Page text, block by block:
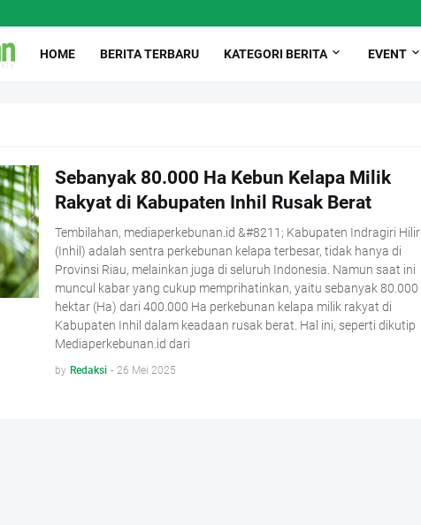
HOME BERITA TERBARU KATEGORI BERITA EVENT
Sebanyak 80.000 Ha Kebun Kelapa Milik
Rakyat di Kabupaten Inhil Rusak Berat
Tembilahan, mediaperkebunan.id &#8211; Kabupaten Indragiri Hilir
(Inhil) adalah sentra perkebunan kelapa terbesar, tidak hanya di
Provinsi Riau, melainkan juga di seluruh Indonesia. Namun saat ini
muncul kabar yang cukup memprihatinkan, yaitu sebanyak 80.000
hektar (Ha) dari 400.000 Ha perkebunan kelapa milik rakyat di
Kabupaten Inhil dalam keadaan rusak berat. Hal ini, seperti dikutip
Mediaperkebunan.id dari
by Redaksi - 26 Mei 2025